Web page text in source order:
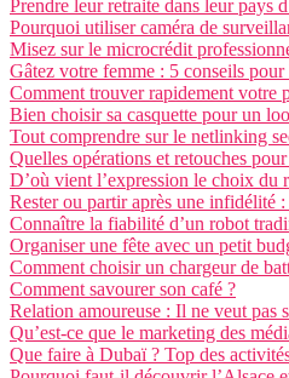
Prendre leur retraite dans leur pays
Pourquoi utiliser caméra de
Misez sur le microcrédit
Gâtez votre femme : 5 conseils
Comment trouver rapidement votre
Bien choisir sa casquette pour un
Tout comprendre sur le netlinking
Quelles opérations et retouches
D’où vient l’expression le choix du
Rester ou partir après une infidélité
Connaître la fiabilité d’un robot
Organiser une fête avec un petit
Comment choisir un chargeur de
Comment savourer son café ?
Relation amoureuse : Il ne veut pas
Qu’est-ce que le marketing des
Que faire à Dubaï ? Top des